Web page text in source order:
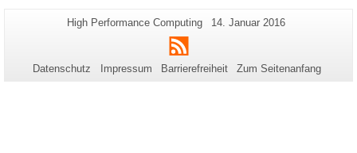
Zusätzliche
Informationen
zu
dieser
Seiten-
High Performance Computing
Letzte
14. Januar 2016
RSS
Datenschutz Impressum Barrierefreiheit Zum Seitenanfang